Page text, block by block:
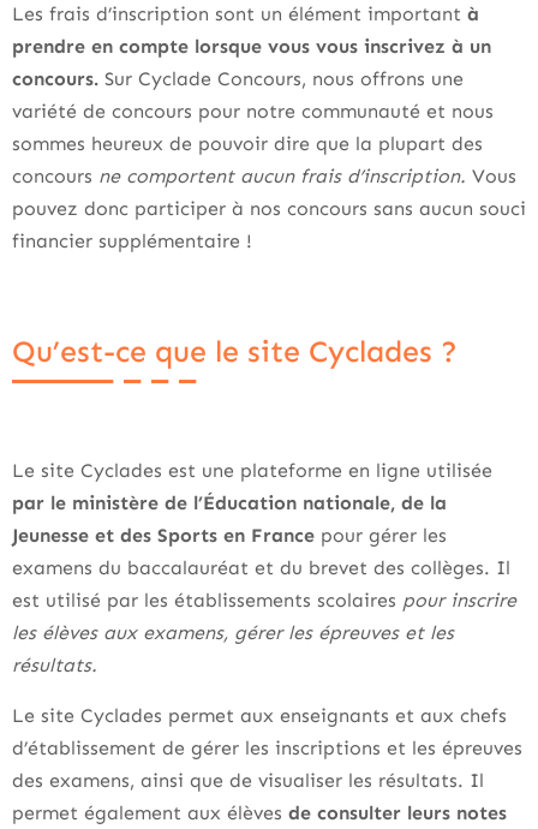
Les frais d’inscription sont un élément important à
prendre en compte lorsque vous vous inscrivez à un
concours. Sur Cyclade Concours, nous offrons une
variété de concours pour notre communauté et nous
sommes heureux de pouvoir dire que la plupart des
concours ne comportent aucun frais d’inscription. Vous
pouvez donc participer à nos concours sans aucun souci
financier supplémentaire !
Qu’est-ce que le site Cyclades ?
Le site Cyclades est une plateforme en ligne utilisée
par le ministère de l’Éducation nationale, de la
Jeunesse et des Sports en France pour gérer les
examens du baccalauréat et du brevet des collèges. Il
est utilisé par les établissements scolaires pour inscrire
les élèves aux examens, gérer les épreuves et les
résultats.
Le site Cyclades permet aux enseignants et aux chefs
d’établissement de gérer les inscriptions et les épreuves
des examens, ainsi que de visualiser les résultats. Il
permet également aux élèves de consulter leurs notes